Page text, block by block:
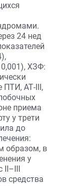
24 нед
ХЗФ:
ПТИ, АТ-III,
приема
у трети
до
образом, в
у
II–III
средства